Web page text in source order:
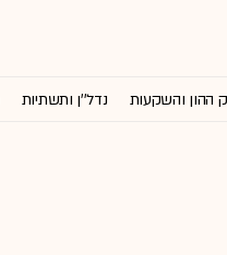
ההון והשקעות נדל''ן ותשתיות